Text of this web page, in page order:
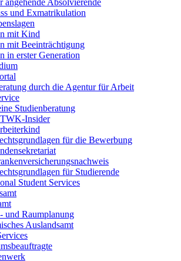
und Exmatrikulation
mit Kind
mit Beeinträchtigung
in erster Generation
durch die Agentur für Arbeit
Studienberatung
Insider
für die Bewerbung
für Studierende
Student Services
und Raumplanung
Auslandsamt